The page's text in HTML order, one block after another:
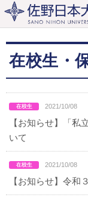
在校生・
2021/10/08
【お知らせ】「私
いて
2021/10/08
【お知らせ】令和